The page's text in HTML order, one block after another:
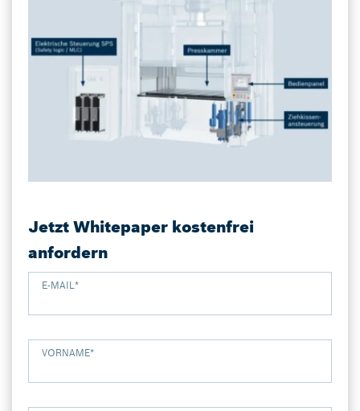
Jetzt Whitepaper kostenfrei
anfordern
E-MAIL*
VORNAME*